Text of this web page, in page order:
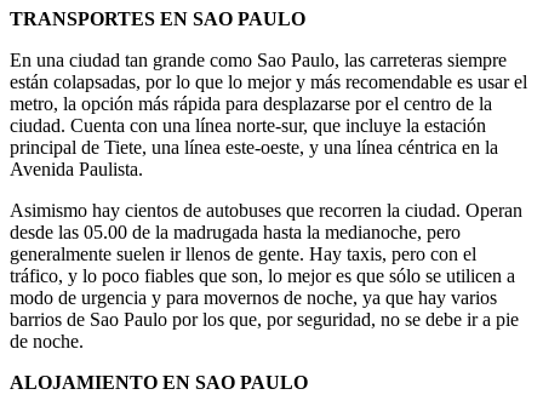
TRANSPORTES EN SAO PAULO
En una ciudad tan grande como Sao Paulo, las carreteras siempre
están colapsadas, por lo que lo mejor y más recomendable es usar el
metro, la opción más rápida para desplazarse por el centro de la
ciudad. Cuenta con una línea norte-sur, que incluye la estación
principal de Tiete, una línea este-oeste, y una línea céntrica en la
Avenida Paulista.
Asimismo hay cientos de autobuses que recorren la ciudad. Operan
desde las 05.00 de la madrugada hasta la medianoche, pero
generalmente suelen ir llenos de gente. Hay taxis, pero con el
tráfico, y lo poco fiables que son, lo mejor es que sólo se utilicen a
modo de urgencia y para movernos de noche, ya que hay varios
barrios de Sao Paulo por los que, por seguridad, no se debe ir a pie
de noche.
ALOJAMIENTO EN SAO PAULO